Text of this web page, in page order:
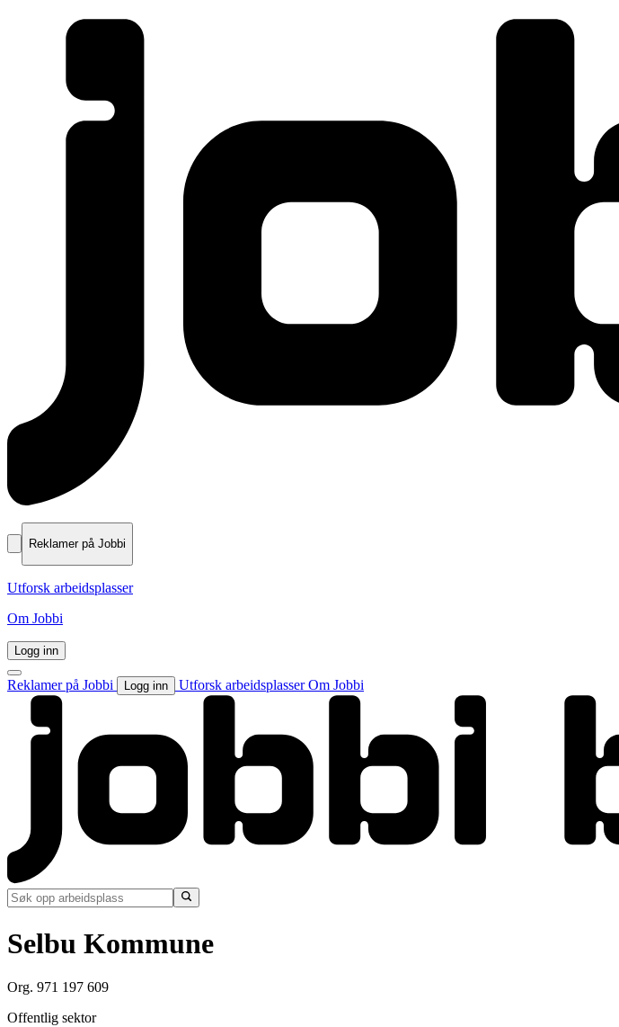
Reklamer på Jobbi
Utforsk arbeidsplasser
Om Jobbi
Logg inn
Reklamer på Jobbi Logg inn Utforsk arbeidsplasserOm Jobbi
Selbu Kommune
Org. 971 197 609
Offentlig sektor